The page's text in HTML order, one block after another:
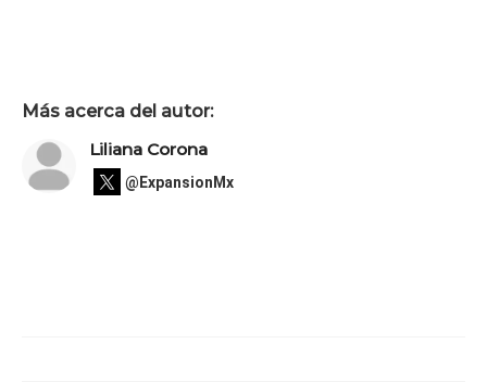
Más acerca del autor:
Liliana Corona
@ExpansionMx